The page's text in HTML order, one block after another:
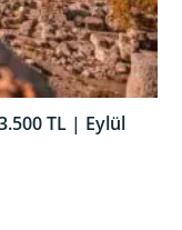
TL | Eylül